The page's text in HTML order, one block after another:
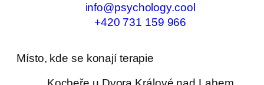
info@psychology.cool
+420 731 159 966
Místo, kde se konají terapie